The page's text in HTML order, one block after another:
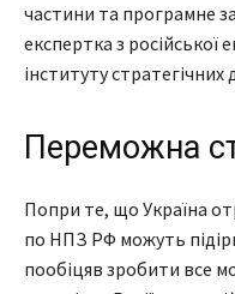
частини та програмне
експертка з російської
інституту
Переможна
Попри те, що Україна
по НПЗ РФ можуть
пообіцяв зробити все